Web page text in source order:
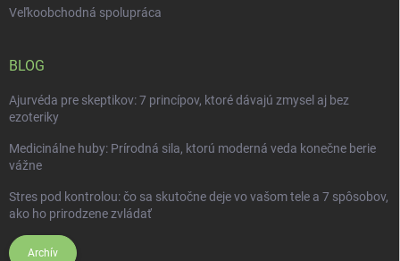
Veľkoobchodná spolupráca
BLOG
Ajurvéda pre skeptikov: 7 princípov, ktoré dávajú zmysel aj bez
ezoteriky
Medicinálne huby: Prírodná sila, ktorú moderná veda konečne berie
vážne
Stres pod kontrolou: čo sa skutočne deje vo vašom tele a 7 spôsobov,
ako ho prirodzene zvládať
Archív